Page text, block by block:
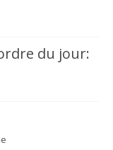
du jour: